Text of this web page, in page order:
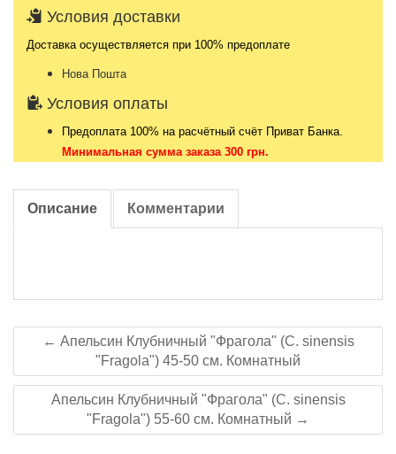
Условия доставки
Доставка осуществляется при 100% предоплате
Нова Пошта
Условия оплаты
Предоплата 100% на расчётный счёт Приват Банка.
Минимальная сумма заказа 300 грн.
Описание Комментарии
← Апельсин Клубничный "Фрагола" (C. sinensis
"Fragola") 45-50 см. Комнатный
Апельсин Клубничный "Фрагола" (C. sinensis
"Fragola") 55-60 см. Комнатный →